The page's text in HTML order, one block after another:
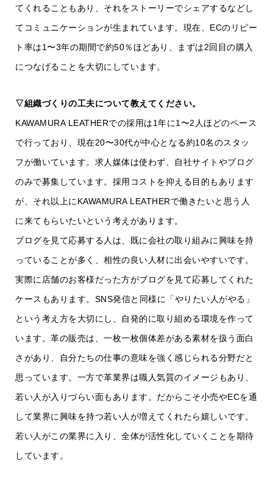
てくれることもあり、それをストーリーでシェアするなどし
てコミュニケーションが生まれています。現在、ECのリピー
ト率は1〜3年の期間で約50％ほどあり、まずは2回目の購入
につなげることを大切にしています。
▽組織づくりの工夫について教えてください。
KAWAMURA LEATHERでの採用は1年に1〜2人ほどのペース
で行っており、現在20〜30代が中心となる約10名のスタッ
フが働いています。求人媒体は使わず、自社サイトやブログ
のみで募集しています。採用コストを抑える目的もあります
が、それ以上にKAWAMURA LEATHERで働きたいと思う人
に来てもらいたいという考えがあります。
ブログを見て応募する人は、既に会社の取り組みに興味を持
っていることが多く、相性の良い人材に出会いやすいです。
実際に店舗のお客様だった方がブログを見て応募してくれた
ケースもあります。SNS発信と同様に「やりたい人がやる」
という考え方を大切にし、自発的に取り組める環境を作って
います。革の販売は、一枚一枚個体差がある素材を扱う面白
さがあり、自分たちの仕事の意味を強く感じられる分野だと
思っています。一方で革業界は職人気質のイメージもあり、
若い人が入りづらい面もあります。だからこそ小売やECを通
して業界に興味を持つ若い人が増えてくれたら嬉しいです。
若い人がこの業界に入り、全体が活性化していくことを期待
しています。